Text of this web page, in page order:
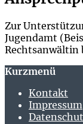
Zur
Jugendamt
Rechtsanwältin
Kurzmenü
Kontakt
Impressum